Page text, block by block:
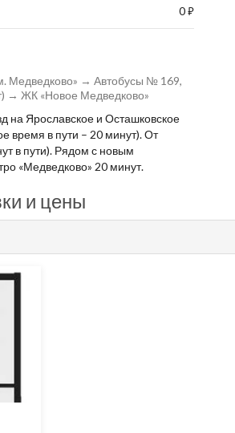
0⃏
Медведково» → Автобусы № 169,
→ ЖК «Новое Медведково»
на Ярославское и Осташковское
время в пути – 20 минут). От
в пути). Рядом с новым
«Медведково» 20 минут.
и цены